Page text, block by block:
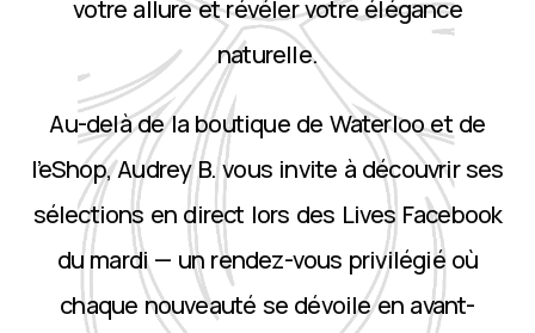
votre allure et révéler votre élégance
naturelle.
Au-delà de la boutique de Waterloo et de
l’eShop, Audrey B. vous invite à découvrir ses
sélections en direct lors des Lives Facebook
du mardi — un rendez-vous privilégié où
chaque nouveauté se dévoile en avant-